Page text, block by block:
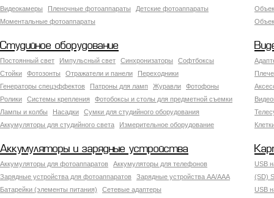
Видеокамеры
Пленочные фотоаппараты
Детские фотоаппараты
Моментальные фотоаппараты
Студийное оборудование
Постоянный свет Импульсный свет Синхронизаторы
Софтбоксы
Стойки
Фотозонты Отражатели и панели
Переходники
Генераторы спецэффектов
Патроны для ламп Журавли
Фотофоны
Ролики
Системы крепления
Фотобоксы и столы для предметной съемки
Лампы и колбы
Насадки
Сумки для студийного оборудования
Аккумуляторы для студийного света
Измерительное оборудование
Аккумуляторы и зарядные устройства
Аккумуляторы для фотоаппаратов
Аккумуляторы для телефонов
Зарядные устройства для фотоаппаратов
Зарядные устройства AA/AAA
Батарейки (элементы питания)
Сетевые адаптеры
USB
(SD)
USB